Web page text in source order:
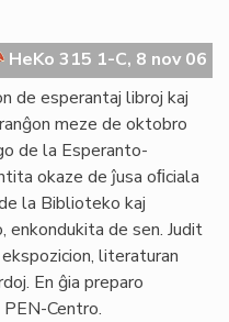
HeKo 315 1-C, 8 nov 06
de esperantaj libroj kaj
meze de oktobro
de la Esperanto-
okaze de ĵusa oﬁciala
la Biblioteko kaj
enkondukita de sen. Judit
literaturan
En ĝia preparo
Centro.